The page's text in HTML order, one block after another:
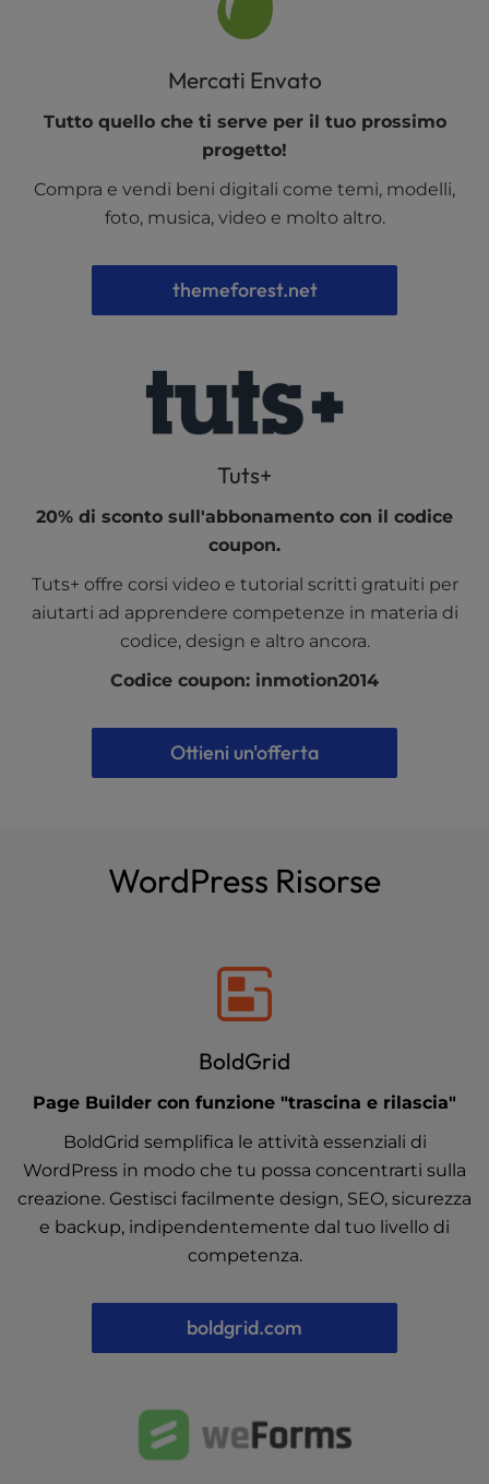
Mercati Envato
Tutto quello che ti serve per il tuo prossimo
progetto!
Compra e vendi beni digitali come temi, modelli,
foto, musica, video e molto altro.
themeforest.net
Tuts+
20% di sconto sull'abbonamento con il codice
coupon.
Tuts+ offre corsi video e tutorial scritti gratuiti per
aiutarti ad apprendere competenze in materia di
codice, design e altro ancora.
Codice coupon: inmotion2014
Ottieni un'offerta
WordPress Risorse
BoldGrid
Page Builder con funzione "trascina e rilascia"
BoldGrid semplifica le attività essenziali di
WordPress in modo che tu possa concentrarti sulla
creazione. Gestisci facilmente design, SEO, sicurezza
e backup, indipendentemente dal tuo livello di
competenza.
boldgrid.com